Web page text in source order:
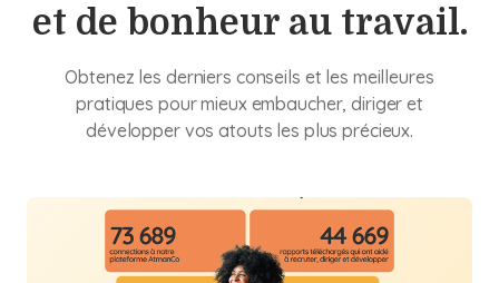
et de bonheur au travail.
Obtenez les derniers conseils et les meilleures
pratiques pour mieux embaucher, diriger et
développer vos atouts les plus précieux.